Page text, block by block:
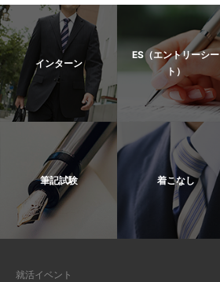
インターン
ES（エントリーシー
ト）
筆記試験 着こなし
就活イベント